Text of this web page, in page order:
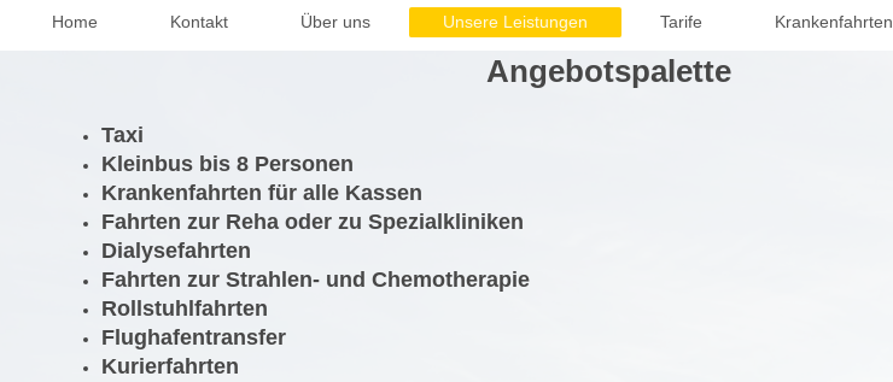
Home Kontakt Über uns Unsere Leistungen Tarife Krankenfahrten
Angebotspalette
Taxi
Kleinbus bis 8 Personen
Krankenfahrten für alle Kassen
Fahrten zur Reha oder zu Spezialkliniken
Dialysefahrten
Fahrten zur Strahlen- und Chemotherapie
Rollstuhlfahrten
Flughafentransfer
Kurierfahrten